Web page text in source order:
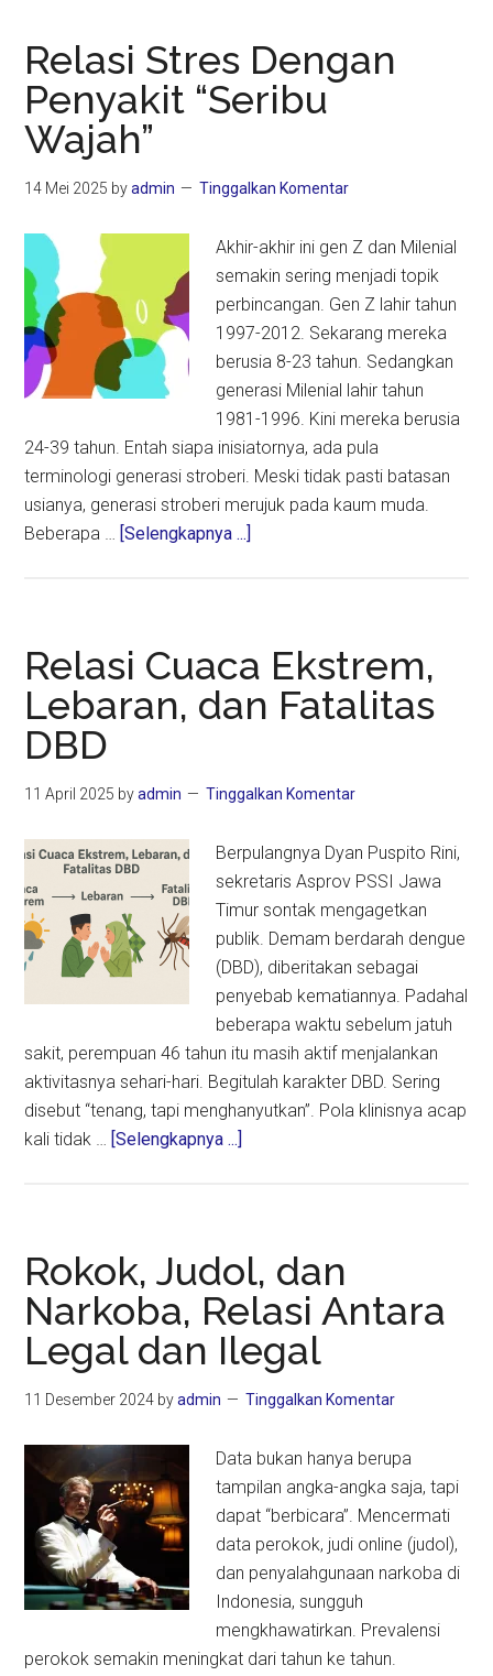
Relasi Stres Dengan
Penyakit “Seribu
Wajah”
14 Mei 2025 byadmin Tinggalkan Komentar
Akhir-akhir ini gen Z dan Milenial
semakin sering menjadi topik
perbincangan. Gen Z lahir tahun
1997-2012. Sekarang mereka
berusia 8-23 tahun. Sedangkan
generasi Milenial lahir tahun
1981-1996. Kini mereka berusia
24-39 tahun. Entah siapa inisiatornya, ada pula
terminologi generasi stroberi. Meski tidak pasti batasan
usianya, generasi stroberi merujuk pada kaum muda.
Beberapa … [Selengkapnya ...]
Penyakit
“Seribu
Wajah”
Relasi Cuaca Ekstrem,
Lebaran, dan Fatalitas
DBD
11 April 2025 byadmin Tinggalkan Komentar
Berpulangnya Dyan Puspito Rini,
sekretaris Asprov PSSI Jawa
Timur sontak mengagetkan
publik. Demam berdarah dengue
(DBD), diberitakan sebagai
penyebab kematiannya. Padahal
beberapa waktu sebelum jatuh
sakit, perempuan 46 tahun itu masih aktif menjalankan
aktivitasnya sehari-hari. Begitulah karakter DBD. Sering
disebut “tenang, tapi menghanyutkan”. Pola klinisnya acap
kali tidak … [Selengkapnya ...]
Lebaran,
dan
Fatalitas
DBD
Rokok, Judol, dan
Narkoba, Relasi Antara
Legal dan Ilegal
11 Desember 2024 byadmin Tinggalkan Komentar
Data bukan hanya berupa
tampilan angka-angka saja, tapi
dapat “berbicara”. Mencermati
data perokok, judi online (judol),
dan penyalahgunaan narkoba di
Indonesia, sungguh
mengkhawatirkan. Prevalensi
perokok semakin meningkat dari tahun ke tahun.